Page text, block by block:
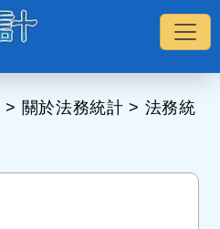
> 關於法務統計 > 法務統